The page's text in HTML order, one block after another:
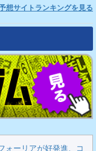
想サイトランキングを見る
ォーリアが好発進、コ